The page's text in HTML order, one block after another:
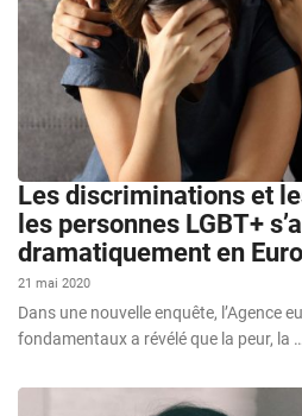
Les discriminations et
les personnes LGBT+
dramatiquement en
21 mai 2020
Dans une nouvelle enquête, l’Agence
fondamentaux a révélé que la peur, la